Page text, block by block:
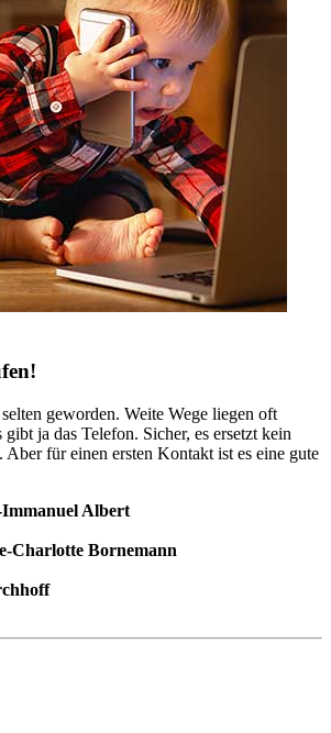
geworden. Weite Wege liegen oft
ja das Telefon. Sicher, es ersetzt kein
Aber für einen ersten Kontakt ist es eine gute
Albert
Charlotte Bornemann